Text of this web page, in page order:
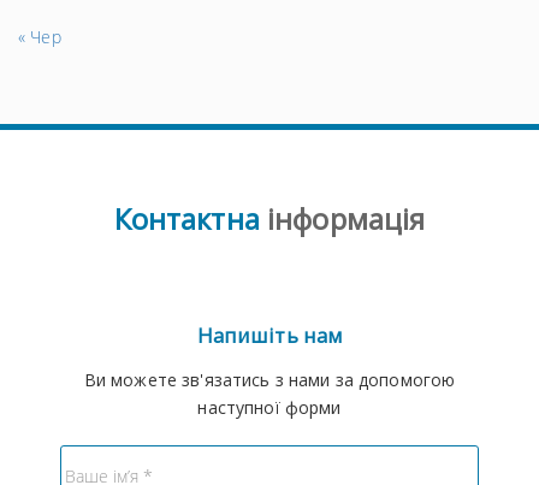
« Чер
Контактна інформація
Напишіть нам
Ви можете зв'язатись з нами за допомогою
наступної форми